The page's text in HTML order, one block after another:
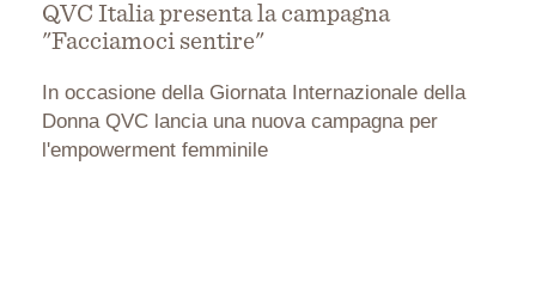
QVC Italia presenta la campagna
"Facciamoci sentire"
In occasione della Giornata Internazionale della
Donna QVC lancia una nuova campagna per
l'empowerment femminile